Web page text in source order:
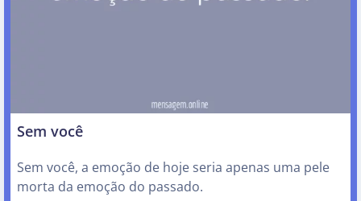
Sem você
Sem você, a emoção de hoje seria apenas uma pele
morta da emoção do passado.